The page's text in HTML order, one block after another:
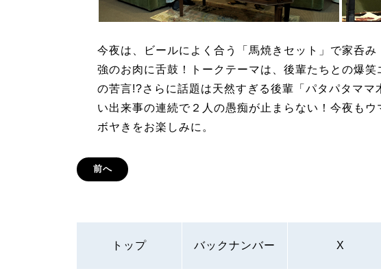
今夜は、ビールによく合う「馬焼きセット」で家呑
強のお肉に舌鼓！トークテーマは、後輩たちとの爆
の苦言!?さらに話題は天然すぎる後輩「パタパタマ
い出来事の連続で２人の愚痴が止まらない！今夜も
ボヤきをお楽しみに。
前へ
トップ バックナンバー X